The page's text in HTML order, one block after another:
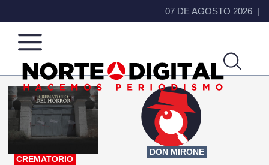
07 DE AGOSTO 2026
Norte
de
Ciudad
Más
que
noticias,
hacemos periodismo
CREMATORIO
DON MIRONE